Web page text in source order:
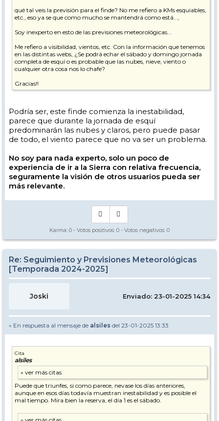
qué tal veis la previsión para el finde? No me refiero a KMs esquiables,
etc., eso ya se que como mucho se mantendrá como está...,
Soy inexperto en esto de las previsiones meteorológicas...
Me refiero a visibilidad, vientos, etc. Con la información que tenemos
en las distintas webs, ¿Se podrá echar el sábado y domingo jornada
completa de esquí o es probable que las nubes, nieve, viento o
cualquier otra cosa nos lo chafe?
Gracias!!
Podría ser, este finde comienza la inestabilidad,
parece que durante la jornada de esquí
predominarán las nubes y claros, pero puede pasar
de todo, el viento parece que no va ser un problema.
No soy para nada experto, solo un poco de
experiencia de ir a la Sierra con relativa frecuencia,
seguramente la visión de otros usuarios pueda ser
más relevante.
Karma: 0 - Votos positivos: 0 - Votos negativos: 0
Re: Seguimiento y Previsiones Meteorológicas
[Temporada 2024-2025]
Joski Enviado: 23-01-2025 14:34
» En respuesta al mensaje de alsiles del 23-01-2025 13:33
Cita
alsiles
Puede que triunfes, si como parece, nevase los días anteriores,
aunque en esos días todavía muestran inestabilidad y es posible el
mal tiempo. Mira bien la reserva, el día 1 es el sábado.